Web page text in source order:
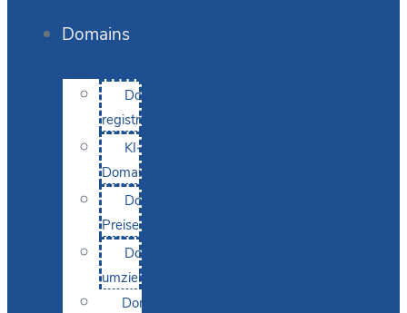
Domains
Domain
registrieren
KI-
Domainsuche
Domain-
Preise
Domain
umziehen
Domain-